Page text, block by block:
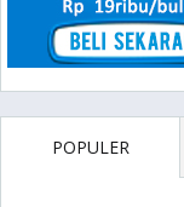
POPULER